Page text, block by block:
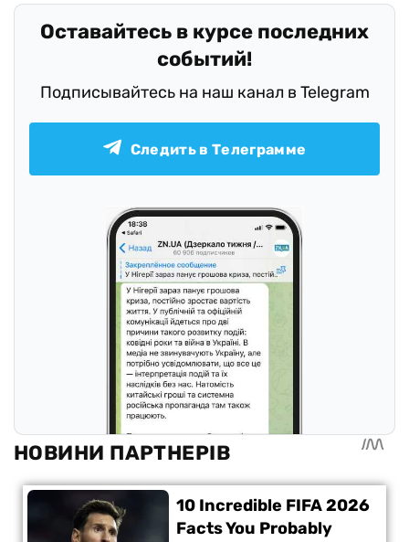
Оставайтесь в курсе последних
событий!
Подписывайтесь на наш канал в Telegram
Следить в Телеграмме